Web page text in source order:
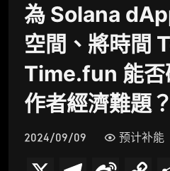
為 Solana
空間、將時間
Time.fun 能否
作者經濟難題？
2024/09/09 预计补能